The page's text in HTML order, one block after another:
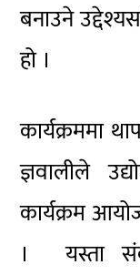
बनाउने
हो ।
कार्यक्रममा
ज्ञवालीले
कार्यक्रम
। यस्ता